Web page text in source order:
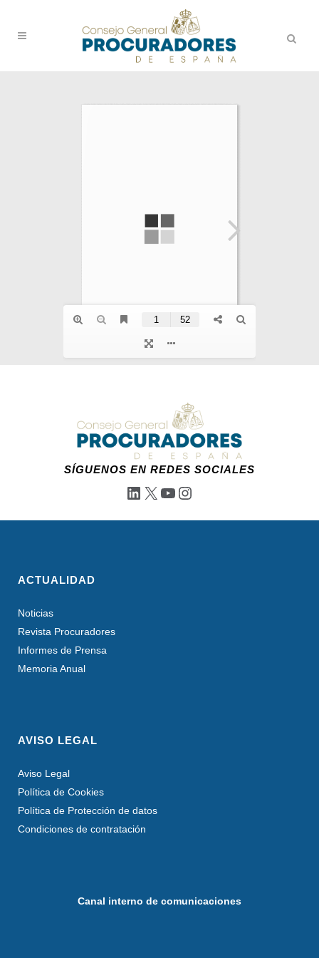
SÍGUENOS EN REDES SOCIALES
LinkedIn
X YouTube
Instagram
ACTUALIDAD
Noticias
Revista Procuradores
Informes de Prensa
Memoria Anual
AVISO LEGAL
Aviso Legal
Política de Cookies
Política de Protección de datos
Condiciones de contratación
Canal interno de comunicaciones